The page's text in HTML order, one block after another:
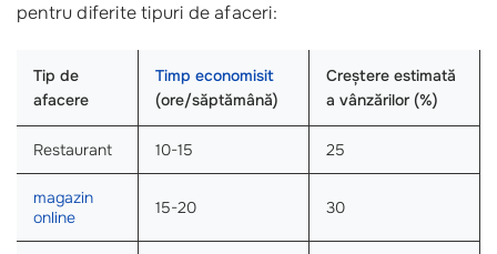
pentru diferite tipuri de afaceri:
Tip de
afacere
Timp economisit
(ore/săptămână)
Creștere estimată
a vânzărilor (%)
Restaurant 10-15 25
magazin
online
15-20 30